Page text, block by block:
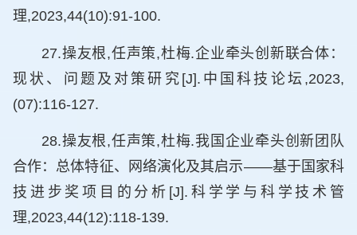
理,2023,44(10):91-100.
27.操友根,任声策,杜梅.企业牵头创新联合体：
现状、问题及对策研究[J].中国科技论坛,2023,
(07):116-127.
28.操友根,任声策,杜梅.我国企业牵头创新团队
合作：总体特征、网络演化及其启示——基于国家科
技进步奖项目的分析[J].科学学与科学技术管
理,2023,44(12):118-139.